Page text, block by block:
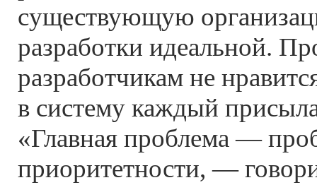
существующую
разработки идеальной.
разработчикам не
в систему каждый
«Главная проблема —
приоритетности, —